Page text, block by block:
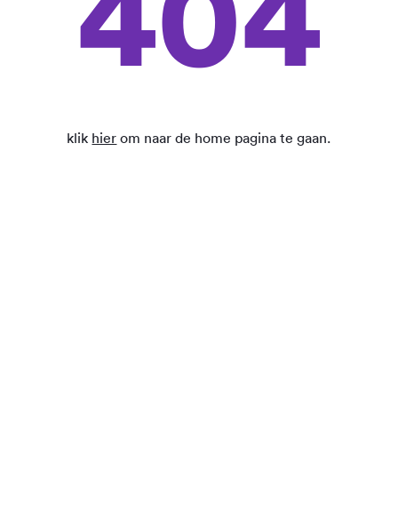
klik hier om naar de home pagina te gaan.